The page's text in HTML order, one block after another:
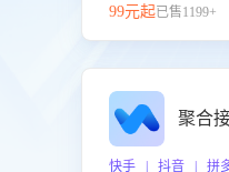
提升客服团队的
99元起已售1199+
聚合
快手 | 抖音 | 拼